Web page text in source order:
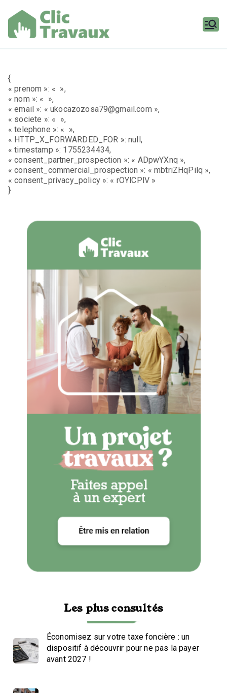
contenu
{
« prenom »: « »,
« nom »: « »,
« email »: « ukocazozosa79@gmail.com »,
« societe »: « »,
« telephone »: « »,
« HTTP_X_FORWARDED_FOR »: null,
« timestamp »: 1755234434,
« consent_partner_prospection »: « ADpwYXnq »,
« consent_commercial_prospection »: « mbtriZHqPilq »,
« consent_privacy_policy »: « rOYlCPlV »
}
Les plus consultés
Économisez sur votre taxe foncière : un
dispositif à découvrir pour ne pas la payer
avant 2027 !